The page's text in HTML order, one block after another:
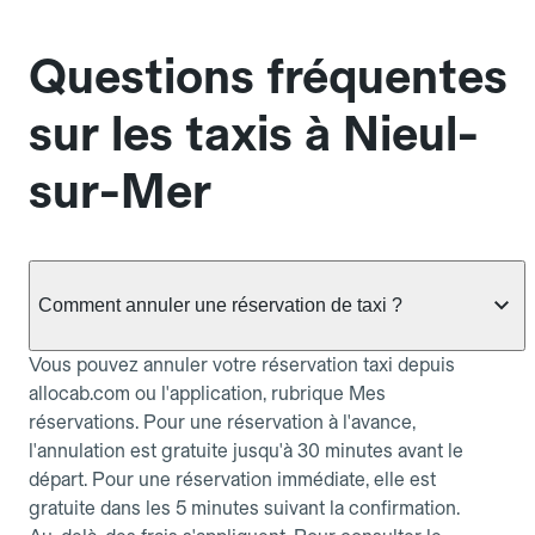
Questions fréquentes
sur les taxis à Nieul-
sur-Mer
Comment annuler une réservation de taxi ?
Vous pouvez annuler votre réservation taxi depuis
allocab.com ou l'application, rubrique Mes
réservations. Pour une réservation à l'avance,
l'annulation est gratuite jusqu'à 30 minutes avant le
départ. Pour une réservation immédiate, elle est
gratuite dans les 5 minutes suivant la confirmation.